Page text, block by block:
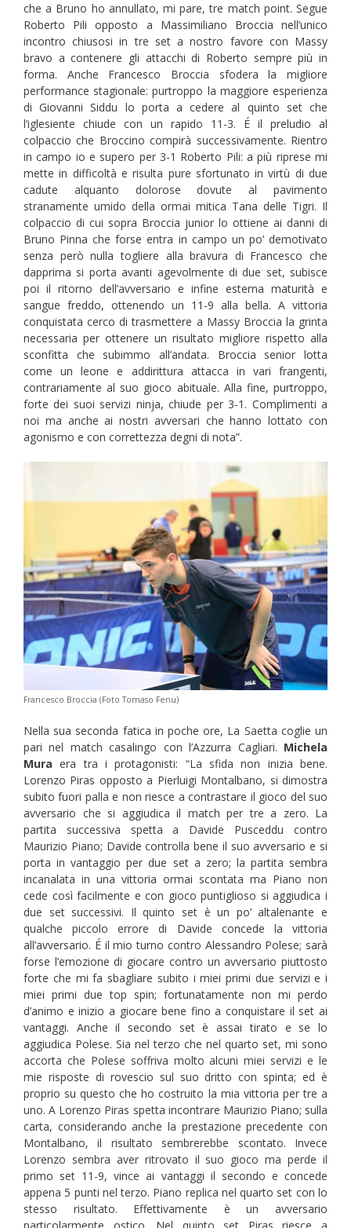
che a Bruno ho annullato, mi pare, tre match point. Segue
Roberto Pili opposto a Massimiliano Broccia nell’unico
incontro chiusosi in tre set a nostro favore con Massy
bravo a contenere gli attacchi di Roberto sempre più in
forma. Anche Francesco Broccia sfodera la migliore
performance stagionale: purtroppo la maggiore esperienza
di Giovanni Siddu lo porta a cedere al quinto set che
l’iglesiente chiude con un rapido 11-3. É il preludio al
colpaccio che Broccino compirà successivamente. Rientro
in campo io e supero per 3-1 Roberto Pili: a più riprese mi
mette in difficoltà e risulta pure sfortunato in virtù di due
cadute alquanto dolorose dovute al pavimento
stranamente umido della ormai mitica Tana delle Tigri. Il
colpaccio di cui sopra Broccia junior lo ottiene ai danni di
Bruno Pinna che forse entra in campo un po’ demotivato
senza però nulla togliere alla bravura di Francesco che
dapprima si porta avanti agevolmente di due set, subisce
poi il ritorno dell’avversario e infine esterna maturità e
sangue freddo, ottenendo un 11-9 alla bella. A vittoria
conquistata cerco di trasmettere a Massy Broccia la grinta
necessaria per ottenere un risultato migliore rispetto alla
sconfitta che subimmo all’andata. Broccia senior lotta
come un leone e addirittura attacca in vari frangenti,
contrariamente al suo gioco abituale. Alla fine, purtroppo,
forte dei suoi servizi ninja, chiude per 3-1. Complimenti a
noi ma anche ai nostri avversari che hanno lottato con
agonismo e con correttezza degni di nota”.
Francesco Broccia (Foto Tomaso Fenu)
Nella sua seconda fatica in poche ore, La Saetta coglie un
pari nel match casalingo con l’Azzurra Cagliari. Michela
Mura era tra i protagonisti: “La sfida non inizia bene.
Lorenzo Piras opposto a Pierluigi Montalbano, si dimostra
subito fuori palla e non riesce a contrastare il gioco del suo
avversario che si aggiudica il match per tre a zero. La
partita successiva spetta a Davide Pusceddu contro
Maurizio Piano; Davide controlla bene il suo avversario e si
porta in vantaggio per due set a zero; la partita sembra
incanalata in una vittoria ormai scontata ma Piano non
cede così facilmente e con gioco puntiglioso si aggiudica i
due set successivi. Il quinto set è un po’ altalenante e
qualche piccolo errore di Davide concede la vittoria
all’avversario. É il mio turno contro Alessandro Polese; sarà
forse l’emozione di giocare contro un avversario piuttosto
forte che mi fa sbagliare subito i miei primi due servizi e i
miei primi due top spin; fortunatamente non mi perdo
d’animo e inizio a giocare bene fino a conquistare il set ai
vantaggi. Anche il secondo set è assai tirato e se lo
aggiudica Polese. Sia nel terzo che nel quarto set, mi sono
accorta che Polese soffriva molto alcuni miei servizi e le
mie risposte di rovescio sul suo dritto con spinta; ed è
proprio su questo che ho costruito la mia vittoria per tre a
uno. A Lorenzo Piras spetta incontrare Maurizio Piano; sulla
carta, considerando anche la prestazione precedente con
Montalbano, il risultato sembrerebbe scontato. Invece
Lorenzo sembra aver ritrovato il suo gioco ma perde il
primo set 11-9, vince ai vantaggi il secondo e concede
appena 5 punti nel terzo. Piano replica nel quarto set con lo
stesso risultato. Effettivamente è un avversario